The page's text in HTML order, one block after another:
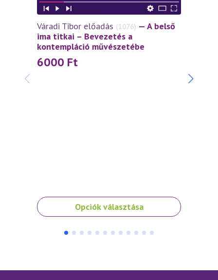
Váradi Tibor előadás (1076) — A belső
ima titkai – Bevezetés a
kontempláció művészetébe
6000 Ft
Opciók választása
Ennek
a
A